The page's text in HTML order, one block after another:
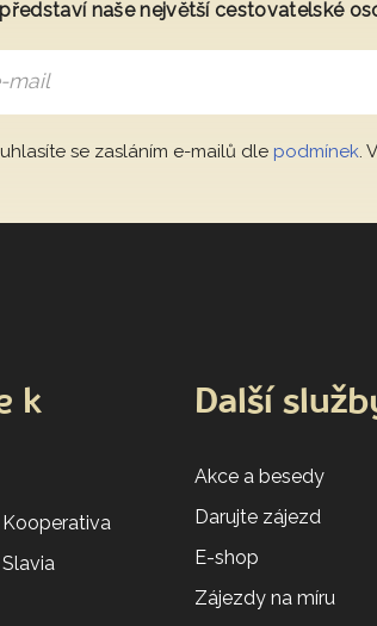
naše největší cestovatelské
se zasláním e-mailů dle podmínek.
k
Další
Akce a besedy
Darujte zájezd
E-shop
Zájezdy na míru